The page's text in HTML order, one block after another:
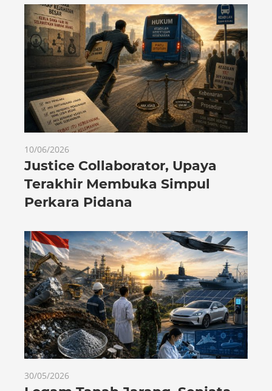
10/06/2026
Justice Collaborator, Upaya
Terakhir Membuka Simpul
Perkara Pidana
30/05/2026